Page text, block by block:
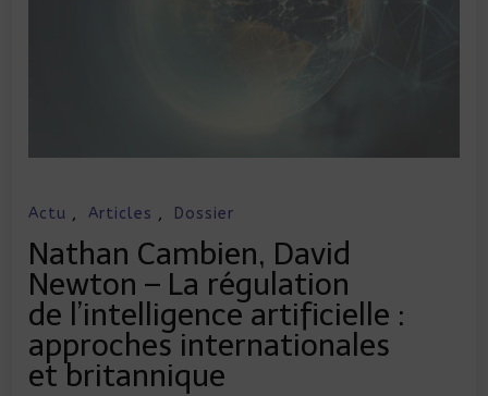
Actu , Articles , Dossier
Nathan Cambien, David
Newton – La régulation
de l’intelligence artificielle :
approches internationales
et britannique